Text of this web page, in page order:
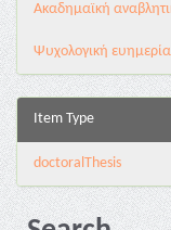
Ακαδημαϊκή
Ψυχολογική ευημερία
Item Type
doctoralThesis